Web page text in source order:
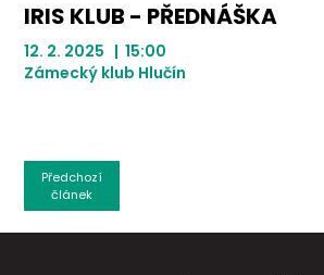
IRIS KLUB - PŘEDNÁŠKA
12. 2. 2025 | 15:00
Zámecký klub Hlučín
Předchozí
článek